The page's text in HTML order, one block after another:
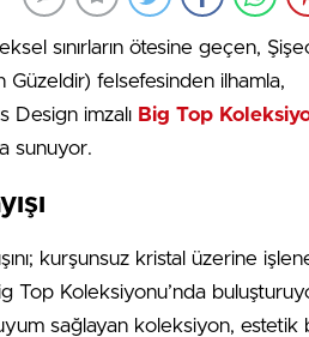
sınırların ötesine geçen,
Güzeldir) felsefesinden ilhamla,
Design imzalı Big Top
sunuyor.
kurşunsuz kristal üzerine
Top Koleksiyonu’nda
sağlayan koleksiyon, estetik